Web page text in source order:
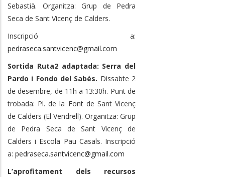
Sebastià. Organitza: Grup de Pedra
Seca de Sant Vicenç de Calders.
Inscripció a:
pedraseca.santvicenc@gmail.com
Sortida Ruta2 adaptada: Serra del
Pardo i Fondo del Sabés. Dissabte 2
de desembre, de 11h a 13:30h. Punt de
trobada: Pl. de la Font de Sant Vicenç
de Calders (El Vendrell). Organitza: Grup
de Pedra Seca de Sant Vicenç de
Calders i Escola Pau Casals. Inscripció
a: pedraseca.santvicenc@gmail.com
L’aprofitament dels recursos